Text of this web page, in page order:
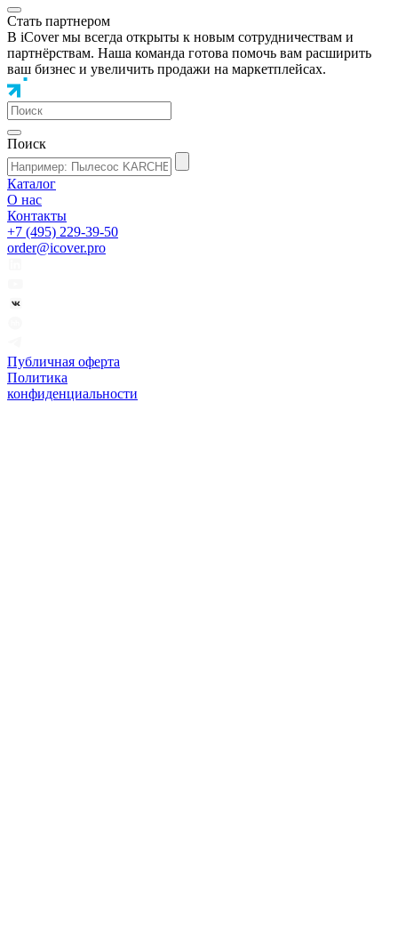
Стать партнером
В iCover мы всегда открыты к новым сотрудничествам и
партнёрствам. Наша команда готова помочь вам расширить
ваш бизнес и увеличить продажи на маркетплейсах.
Поиск
Каталог
О нас
Контакты
+7 (495) 229-39-50
order@icover.pro
Публичная оферта
Политика
конфиденциальности